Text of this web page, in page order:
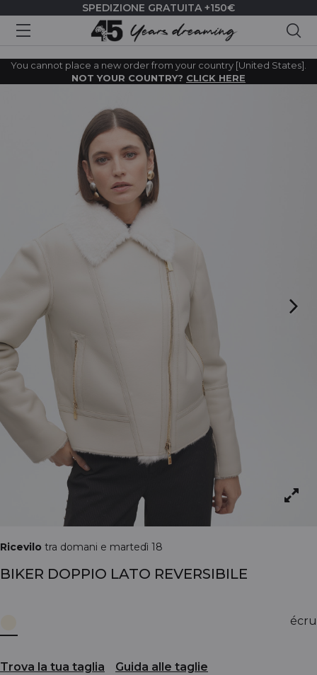
SPEDIZIONE GRATUITA +150€
You cannot place a new order from your country [United States].
NOT YOUR COUNTRY? CLICK HERE
Ricevilo tra domani e martedì 18
BIKER DOPPIO LATO REVERSIBILE
écru
Trova la tua taglia Guida alle taglie